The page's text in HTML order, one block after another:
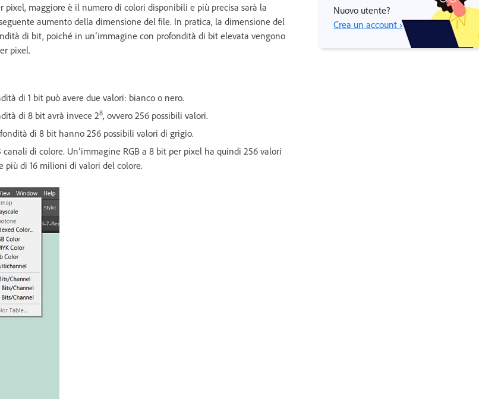
maggiore è il numero di colori disponibili e più precisa sarà la
aumento della dimensione del file. In pratica, la dimensione del
di bit, poiché in un’immagine con profondità di bit elevata vengono
pixel.
di 1 bit può avere due valori: bianco o nero.
di 8 bit avrà invece 28, ovvero 256 possibili valori.
di 8 bit hanno 256 possibili valori di grigio.
di colore. Un’immagine RGB a 8 bit per pixel ha quindi 256 valori
più di 16 milioni di valori del colore.
Nuovo utente?
Crea un account ›